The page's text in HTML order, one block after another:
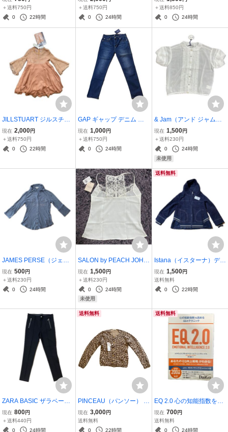
ト ケーブル編みニットセ
ーター ピンク 綿100%
＋送料750円
0
22時間
ン ホワイト S 綿１００
コットン ポケットあり
＋送料750円
0
24時間
ール75％ 毛75％ サイ
ズ1 Sサイズ相当
＋送料850円
0
24時間
JILLSTUART ジルスチュ
アート レースワンピース
ピンクベージュ 難あり
定価37,000円＋税 サイ
現在 2,000円
＋送料750円
0
22時間
GAP ギャップ デニム ジ
ーンズ レディース 濃紺 タ
グ付き 試着のみ 定価7,9
00円 27インチ Ｍサイ
現在 1,000円
＋送料750円
0
24時間
& Jam（アンド ジャム）
半袖ブラウス 白 フリル パ
フスリーブ 試着のみ
Ｓサイズ
現在 1,500円
＋送料230円
0
24時間
未使用
JAMES PERSE（ジェー
ムス パース） シャツ グレ
ー Mサイズ サイズ1 綿
１００ 一部色褪せあり
現在 500円
＋送料230円
0
24時間
SALON by PEACH JOHN
ピーチジョン レースキ
ャミソール ホワイト 未使
用タグ付き 定価4,800円
＋税
現在 1,500円
＋送料230円
0
24時間
未使用
送料無料
Istana（イスターナ）デニ
ム調 ジャケット パーカ
ー ネイビー タグ付き
Ｍサイズ 定価16,500
現在 1,500円
送料無料
0
22時間
ZARA BASIC ザラベーシ
ック スキニーパンツ ブラ
ック ジップポケットは
飾りです タグ付き 試
現在 800円
＋送料440円
0
24時間
送料無料
PINCEAU（パンソー） カ
ーディガン 38サイズ
Ｍサイズ レオパード柄
ヒョウ柄 ニット 薄手 ア
現在 3,000円
送料無料
0
22時間
送料無料
EQ 2.0 心の知能指数を高
める 66のテクニック 一読
したのみ トラヴィス ブラ
ッドベリー ジーン グリ
現在 700円
送料無料
0
24時間